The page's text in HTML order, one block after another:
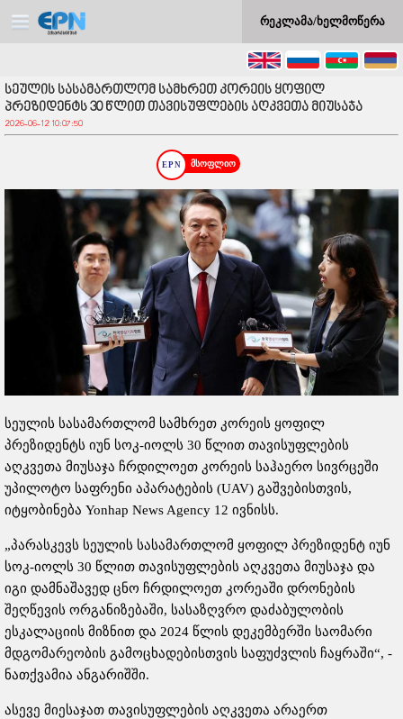
რეკლამა/ხელმოწერა
სეულის სასამართლომ სამხრეთ კორეის ყოფილ
პრეზიდენტს 30 წლით თავისუფლების აღკვეთა მიუსაჯა
2026-06-12 10:07:50
მსოფლიო
სეულის სასამართლომ სამხრეთ კორეის ყოფილ
პრეზიდენტს იუნ სოკ-იოლს 30 წლით თავისუფლების
აღკვეთა მიუსაჯა ჩრდილოეთ კორეის საჰაერო სივრცეში
უპილოტო საფრენი აპარატების (UAV) გაშვებისთვის,
იტყობინება Yonhap News Agency 12 ივნისს.
„პარასკევს სეულის სასამართლომ ყოფილ პრეზიდენტ იუნ
სოკ-იოლს 30 წლით თავისუფლების აღკვეთა მიუსაჯა და
იგი დამნაშავედ ცნო ჩრდილოეთ კორეაში დრონების
შეღწევის ორგანიზებაში, სასაზღვრო დაძაბულობის
ესკალაციის მიზნით და 2024 წლის დეკემბერში საომარი
მდგომარეობის გამოცხადებისთვის საფუძვლის ჩაყრაში“, -
ნათქვამია ანგარიშში.
ასევე მიესაჯათ თავისუფლების აღკვეთა არაერთ